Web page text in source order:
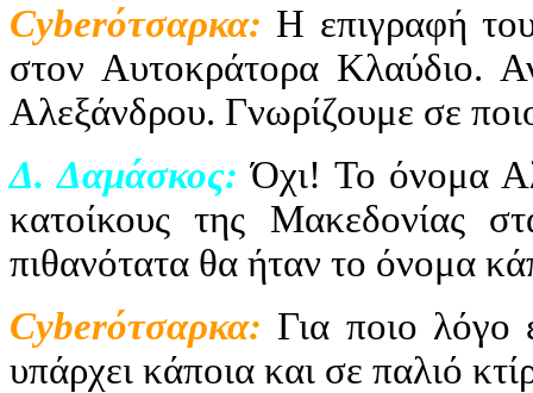
Cyberότσαρκα: Η επιγραφή
στον Αυτοκράτορα Κλαύδιο.
Αλεξάνδρου. Γνωρίζουμε σε
Δ. Δαμάσκος: Όχι! Το όνομα
κατοίκους της Μακεδονίας
πιθανότατα θα ήταν το όνομα
Cyberότσαρκα: Για ποιο λόγο
υπάρχει κάποια και σε παλιό